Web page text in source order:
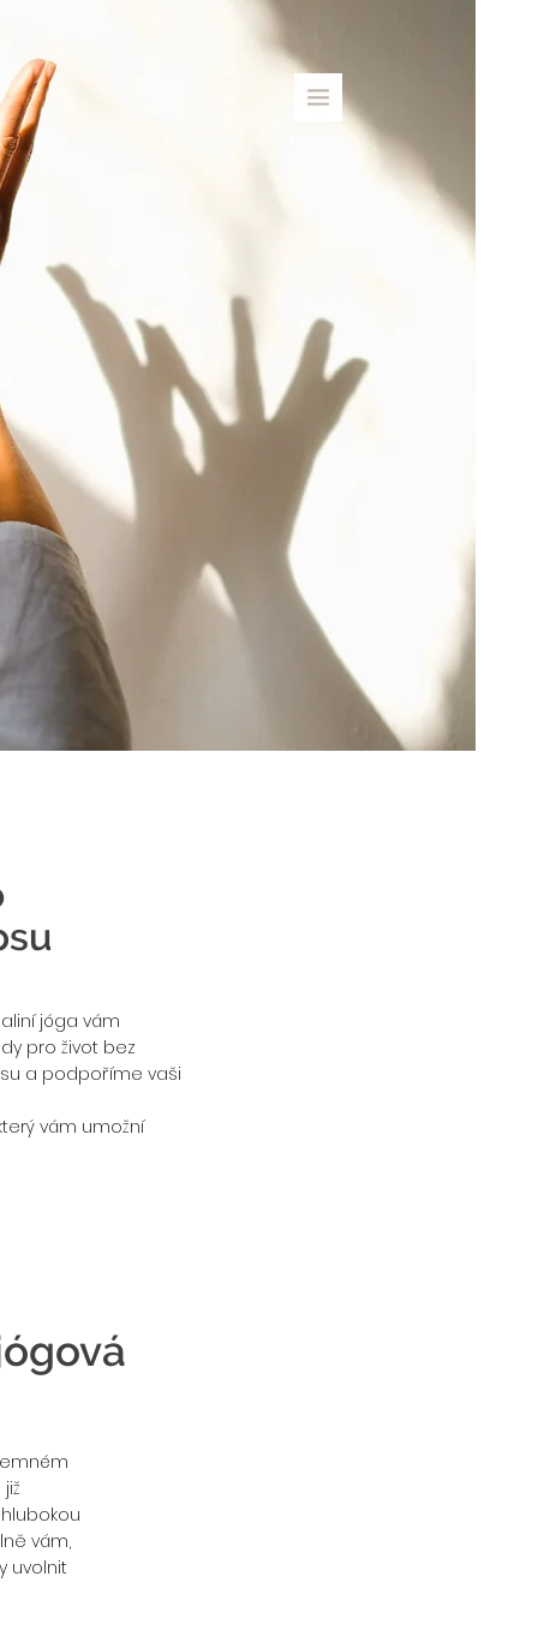
jóga vám
pro život bez
a podpoříme vaši
vám umožní
vám,
uvolnit